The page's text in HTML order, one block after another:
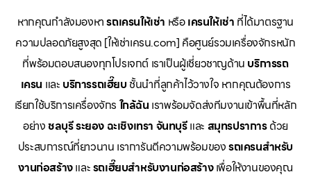
หากคุณกำลังมองหารถเครนให้เช่า หรือเครนให้เช่า ที่ได้มาตรฐาน
ความปลอดภัยสูงสุด [ให้เช่าเครน.com] คือศูนย์รวมเครื่องจักรหนัก
ที่พร้อมตอบสนองทุกโปรเจกต์ เราเป็นผู้เชี่ยวชาญด้าน บริการรถ
เครน และ บริการรถเฮี๊ยบ ชั้นนำที่ลูกค้าไว้วางใจ หากคุณต้องการ
เรียกใช้บริการเครื่องจักร ใกล้ฉัน เราพร้อมจัดส่งทีมงานเข้าพื้นที่หลัก
อย่างชลบุรี ระยอง ฉะเชิงเทรา จันทบุรีและ สมุทรปราการด้วย
ประสบการณ์ที่ยาวนาน เราการันตีความพร้อมของรถเครนสำหรับ
งานก่อสร้างและรถเฮี๊ยบสำหรับงานก่อสร้างเพื่อให้งานของคุณ